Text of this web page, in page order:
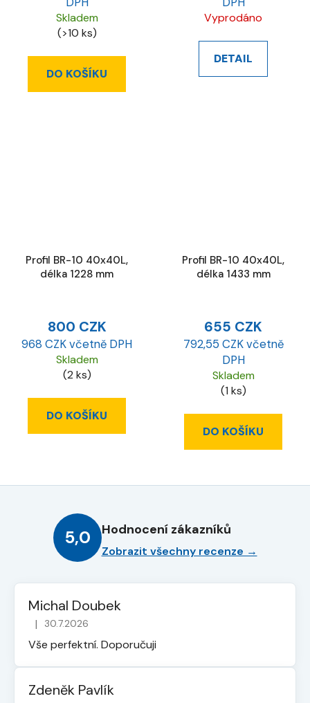
Skladem
(>10 ks)
DO KOŠÍKU
Vyprodáno
DETAIL
Profil BR-10 40x40L,
délka 1228 mm
800 CZK
968 CZK včetně DPH
Skladem
(2 ks)
DO KOŠÍKU
Profil BR-10 40x40L,
délka 1433 mm
655 CZK
792,55 CZK včetně
DPH
Skladem
(1 ks)
DO KOŠÍKU
5,0 Hodnocení zákazníků
Zobrazit všechny recenze →
Michal Doubek
Hodnocení obchodu je 5 z 5 hvězdiček.
| 30.7.2026
Vše perfektní. Doporučuji
Zdeněk Pavlík